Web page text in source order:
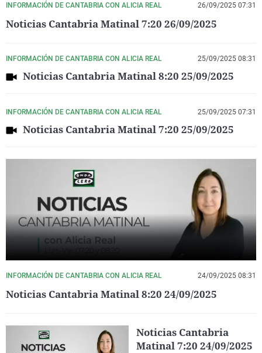
INFORMACIÓN DE CANTABRIA CON ALICIA REAL 26/09/2025 07:31
Noticias Cantabria Matinal 7:20 26/09/2025
INFORMACIÓN DE CANTABRIA CON ALICIA REAL 25/09/2025 08:31
Noticias Cantabria Matinal 8:20 25/09/2025
INFORMACIÓN DE CANTABRIA CON ALICIA REAL 25/09/2025 07:31
Noticias Cantabria Matinal 7:20 25/09/2025
INFORMACIÓN DE CANTABRIA CON ALICIA REAL 24/09/2025 08:31
Noticias Cantabria Matinal 8:20 24/09/2025
Noticias Cantabria
Matinal 7:20 24/09/2025